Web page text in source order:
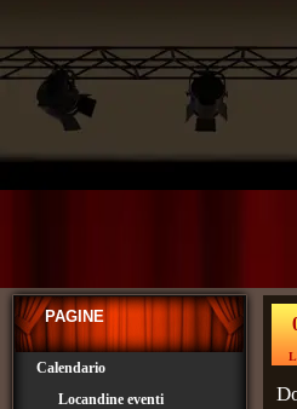
PAGINE
Calendario
Locandine eventi